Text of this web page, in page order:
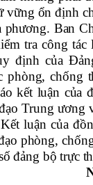
vững ổn định
phương. Ban
tra công tác
định của
phòng, chống
kết luận của
Trung ương
luận của
phòng,
đảng bộ trực